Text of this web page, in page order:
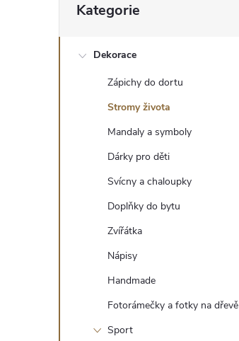
o
kategorie
Kategorie
Dekorace
Zápichy do dortu
Stromy života
Mandaly a symboly
Dárky pro děti
Svícny a chaloupky
Doplňky do bytu
Zvířátka
Nápisy
Handmade
Fotorámečky a fotky na dřevě
Sport